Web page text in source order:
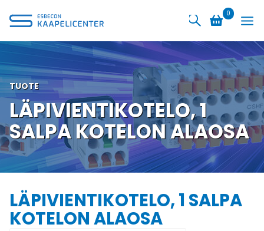
sisältöön
0
TUOTE
LÄPIVIENTIKOTELO, 1
SALPA KOTELON ALAOSA
LÄPIVIENTIKOTELO, 1 SALPA
KOTELON ALAOSA